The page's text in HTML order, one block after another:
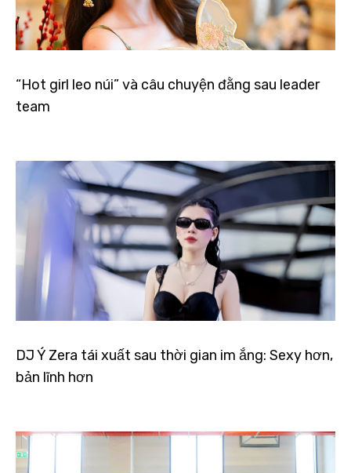
“Hot girl leo núi” và câu chuyện đằng sau leader
team
DJ Ý Zera tái xuất sau thời gian im ắng: Sexy hơn,
bản lĩnh hơn